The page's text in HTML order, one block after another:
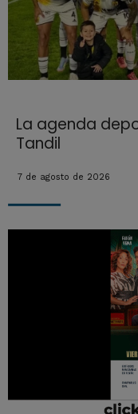
La agenda
Tandil
7 de agosto de 2026